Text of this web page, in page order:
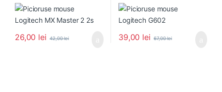
26,00 lei 42,00lei 39,00 lei 67,00lei